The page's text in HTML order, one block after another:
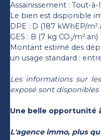
Assainissement : Tout-
Le bien est disponible
DPE : D (187 kWhEP/
GES : B (7 kg CO₂/m².an)
Montant estimé des
un usage standard :
Les informations sur
exposé sont disponibles
Une belle opportunité
L'agence immo, plus